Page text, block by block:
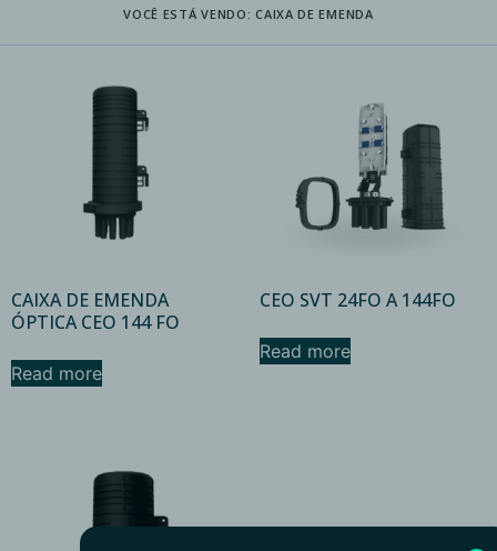
VOCÊ ESTÁ VENDO: CAIXA DE EMENDA
CAIXA DE EMENDA
ÓPTICA CEO 144 FO
Read more
CEO SVT 24FO A 144FO
Read more